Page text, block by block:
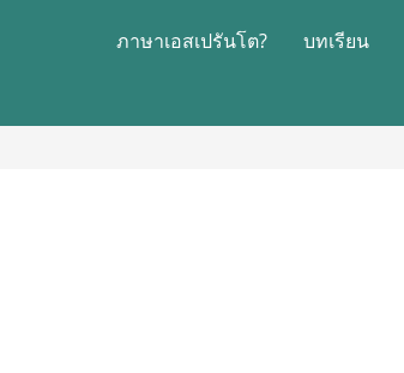
ภาษาเอสเปรันโต? บทเรียน